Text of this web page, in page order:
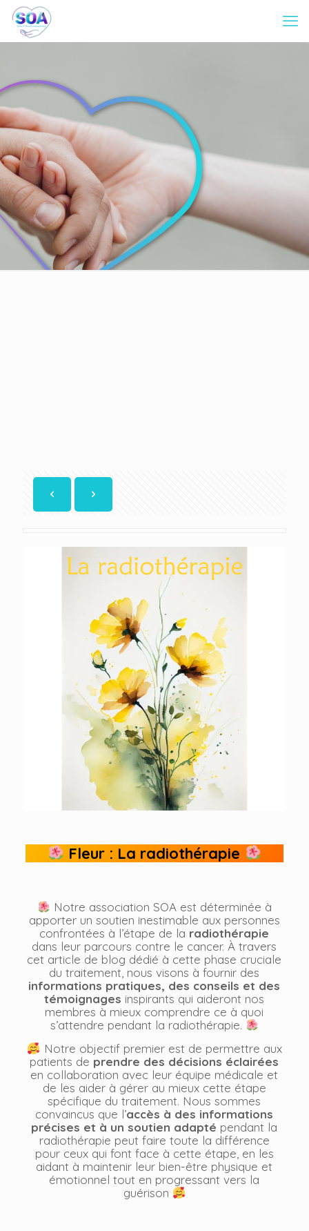
Fleur : La radiothérapie
Notre association SOA est déterminée à
apporter un soutien inestimable aux personnes
confrontées à l’étape de la radiothérapie
dans leur parcours contre le cancer. À travers
cet article de blog dédié à cette phase cruciale
du traitement, nous visons à fournir des
informations pratiques, des conseils et des
témoignages inspirants qui aideront nos
membres à mieux comprendre ce à quoi
s’attendre pendant la radiothérapie.
Notre objectif premier est de permettre aux
patients de prendre des décisions éclairées
en collaboration avec leur équipe médicale et
de les aider à gérer au mieux cette étape
spécifique du traitement. Nous sommes
convaincus que l’accès à des informations
précises et à un soutien adapté pendant la
radiothérapie peut faire toute la différence
pour ceux qui font face à cette étape, en les
aidant à maintenir leur bien-être physique et
émotionnel tout en progressant vers la
guérison